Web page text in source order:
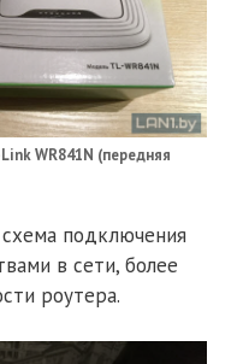
WR841N (передняя
подключения
в сети, более
роутера.